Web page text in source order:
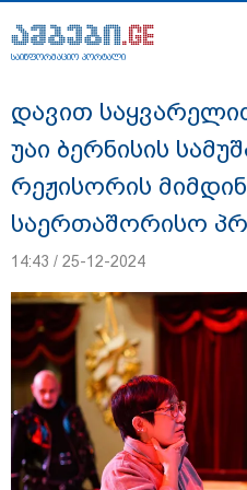
საინფორმაციო პორტალი
გიგა ავალიანის
არასრულწლოვანს,
ანასტასია
ღონისძიების სახით
საინფორმაციო პორტალი
დავით
უაი ბერნისის
რეჟისორის
საერთაშორისო
14:43 / 25-12-2024